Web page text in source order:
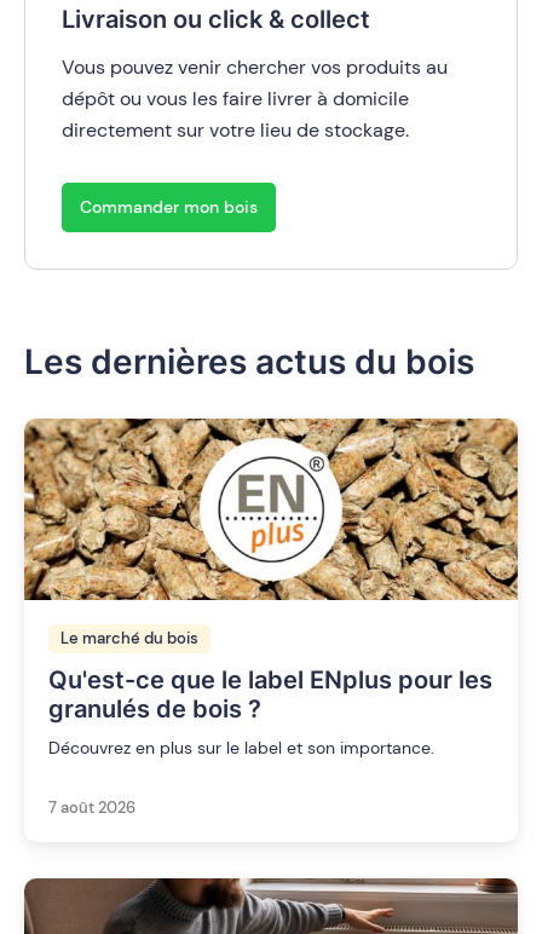
Livraison ou click & collect
Vous pouvez venir chercher vos produits au
dépôt ou vous les faire livrer à domicile
directement sur votre lieu de stockage.
Commander mon bois
Les dernières actus du bois
Le marché du bois
Qu'est-ce que le label ENplus pour les
granulés de bois ?
Découvrez en plus sur le label et son importance.
7 août 2026